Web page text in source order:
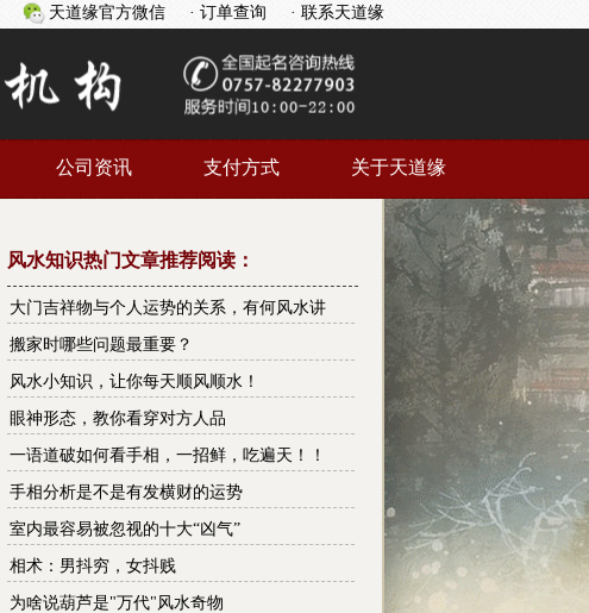
· 联系天道缘
· 订单查询
天道缘官方微信
公司资讯 支付方式 关于天道缘
风水知识热门文章推荐阅读：
大门吉祥物与个人运势的关系，有何风水讲
究？助你打开财运之门！
搬家时哪些问题最重要？
风水小知识，让你每天顺风顺水！
眼神形态，教你看穿对方人品
一语道破如何看手相，一招鲜，吃遍天！！
手相分析是不是有发横财的运势
室内最容易被忽视的十大“凶气”
相术：男抖穷，女抖贱
为啥说葫芦是"万代"风水奇物